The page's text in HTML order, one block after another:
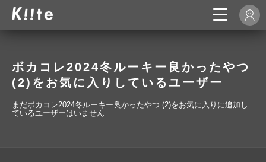
ボカコレ2024冬ルーキー良かったやつ
(2)をお気に入りしているユーザー
まだボカコレ2024冬ルーキー良かったやつ (2)をお気に入りに追加し
ているユーザーはいません